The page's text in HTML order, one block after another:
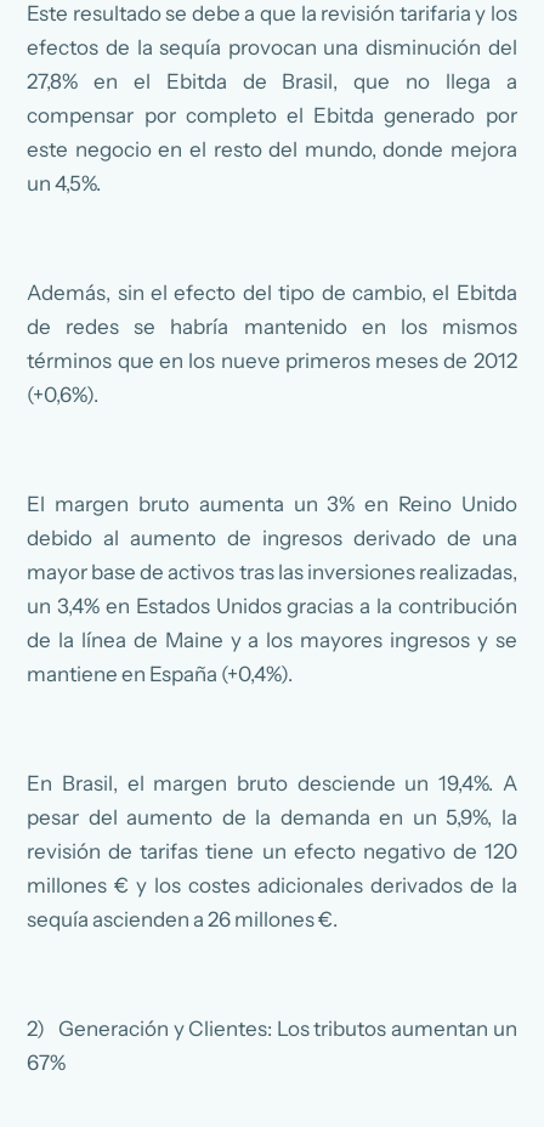
Este resultado se debe a que la revisión tarifaria y los
efectos de la sequía provocan una disminución del
27,8% en el Ebitda de Brasil, que no llega a
compensar por completo el Ebitda generado por
este negocio en el resto del mundo, donde mejora
un 4,5%.
Además, sin el efecto del tipo de cambio, el Ebitda
de redes se habría mantenido en los mismos
términos que en los nueve primeros meses de 2012
(+0,6%).
El margen bruto aumenta un 3% en Reino Unido
debido al aumento de ingresos derivado de una
mayor base de activos tras las inversiones realizadas,
un 3,4% en Estados Unidos gracias a la contribución
de la línea de Maine y a los mayores ingresos y se
mantiene en España (+0,4%).
En Brasil, el margen bruto desciende un 19,4%. A
pesar del aumento de la demanda en un 5,9%, la
revisión de tarifas tiene un efecto negativo de 120
millones € y los costes adicionales derivados de la
sequía ascienden a 26 millones €.
2) Generación y Clientes: Los tributos aumentan un
67%